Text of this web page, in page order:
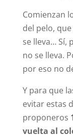
Comienzan
del pelo,
se lleva… Sí,
no se lleva.
por eso no
Y para que
evitar estas
proponeros
vuelta al